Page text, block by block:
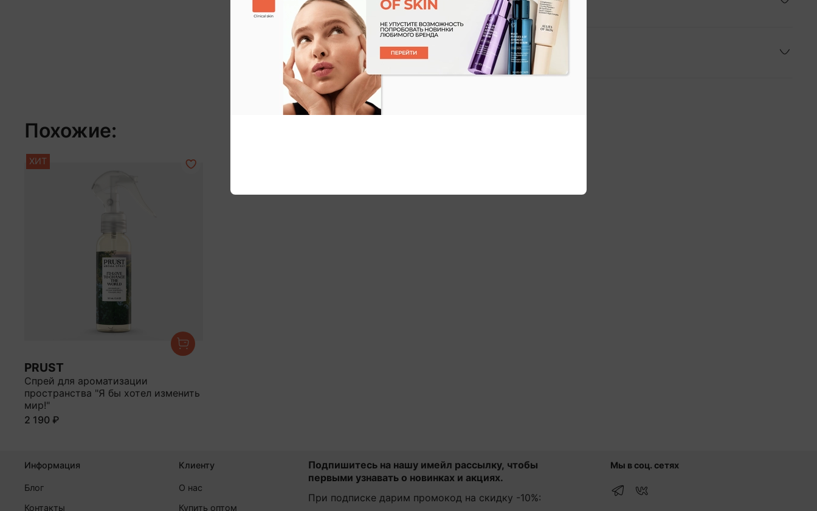
Отзывы
Похожие:
ХИТ
PRUST
Спрей для ароматизации
пространства "Я бы хотел изменить
мир!"
2 190 ₽
Информация
Блог
Контакты
Клиенту
О нас
Купить оптом
Подпишитесь на нашу имейл рассылку, чтобы
первыми узнавать о новинках и акциях.
При подписке дарим промокод на скидку -10%:
Мы в соц. сетях